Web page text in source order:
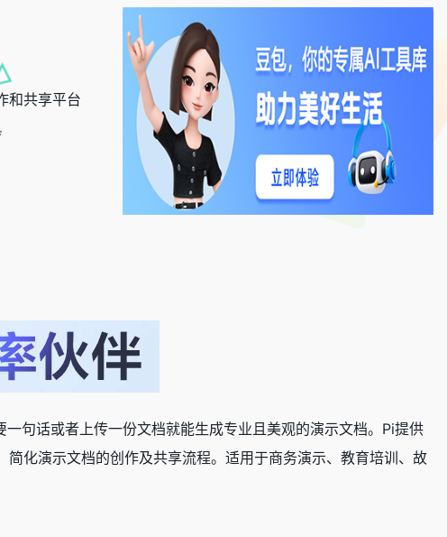
和共享平台
句话或者上传一份文档就能生成专业且美观的演示文档。Pi提供
化演示文档的创作及共享流程。适用于商务演示、教育培训、故